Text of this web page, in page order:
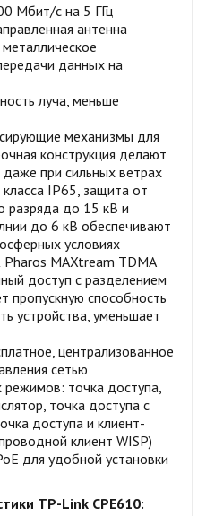
Мбит/с на 5 ГГц
антенна
данных на
луча, меньше
механизмы для
конструкция делают
при сильных ветрах
IP65, защита от
разряда до 15 кВ и
до 6 кВ обеспечивают
условиях
MAXtream TDMA
доступ с разделением
пропускную способность
устройства, уменьшает
централизованное
сетью
точка доступа,
точка доступа с
доступа и клиент-
клиент WISP)
для удобной установки
TP-Link CPE610: